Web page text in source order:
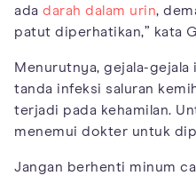
ada darah dalam urin,
patut diperhatikan,” kata
Menurutnya, gejala-
tanda infeksi saluran
terjadi pada kehamilan.
menemui dokter untuk
Jangan berhenti minum